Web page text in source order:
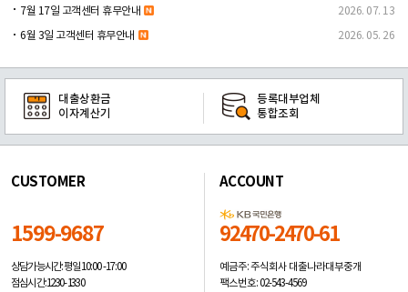
7월 17일 고객센터 휴무안내 2026. 07. 13
6월 3일 고객센터 휴무안내 2026. 05. 26
대출상환금
이자계산기
등록대부업체
통합조회
CUSTOMER
1599-9687
상담가능시간: 평일10:00 -17:00
점심시간: 12:30 - 13:30
ACCOUNT
92470-2470-61
예금주: 주식회사 대출나라대부중개
팩스번호: 02-543-4569